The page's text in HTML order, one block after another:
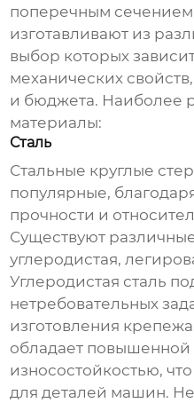
поперечным сечением
изготавливают из
выбор которых
механических
и бюджета. Наиболее
материалы:
Сталь
Стальные круглые
популярные,
прочности и
Существуют
углеродистая,
Углеродистая сталь
нетребовательных
изготовления
обладает повышенной
износостойкостью,
для деталей машин.